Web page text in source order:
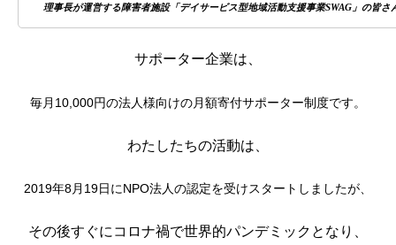
理事長が運営する障害者施設「デイサービス型地域活動支援事業SWAG」の皆さ
サポーター企業は、
毎月10,000円の法人様向けの月額寄付サポーター制度です。
わたしたちの活動は、
2019年8月19日にNPO法人の認定を受けスタートしましたが、
その後すぐにコロナ禍で世界的パンデミックとなり、